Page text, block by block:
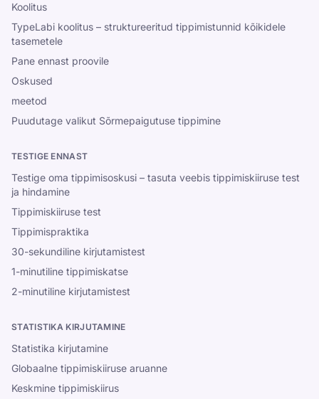
Koolitus
TypeLabi koolitus – struktureeritud tippimistunnid kõikidele
tasemetele
Pane ennast proovile
Oskused
meetod
Puudutage valikut Sõrmepaigutuse tippimine
TESTIGE ENNAST
Testige oma tippimisoskusi – tasuta veebis tippimiskiiruse test
ja hindamine
Tippimiskiiruse test
Tippimispraktika
30-sekundiline kirjutamistest
1-minutiline tippimiskatse
2-minutiline kirjutamistest
STATISTIKA KIRJUTAMINE
Statistika kirjutamine
Globaalne tippimiskiiruse aruanne
Keskmine tippimiskiirus